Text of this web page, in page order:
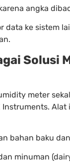
angka
data ke sistem
Solusi
meter
Instruments.
bahan baku
minuman